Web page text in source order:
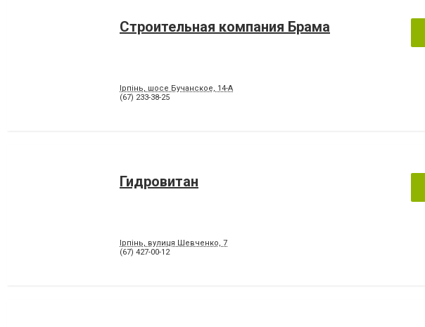
Строительная компания Брама
Ірпінь, шосе Бучанское, 14-А
(67) 233-38-25
Гидровитан
Ірпінь, вулиця Шевченко, 7
(67) 427-00-12